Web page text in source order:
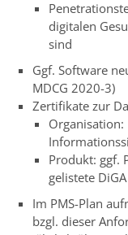
digitalen
sind
Ggf. Software
MDCG 2020-3)
Zertifikate zur
Organisation:
Produkt: ggf.
gelistete
Im PMS-Plan
bzgl. dieser